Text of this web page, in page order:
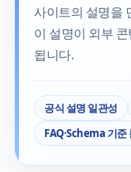
사이트의 설명을
이 설명이 외부
됩니다.
공식 설명 일관성
FAQ·Schema 기준